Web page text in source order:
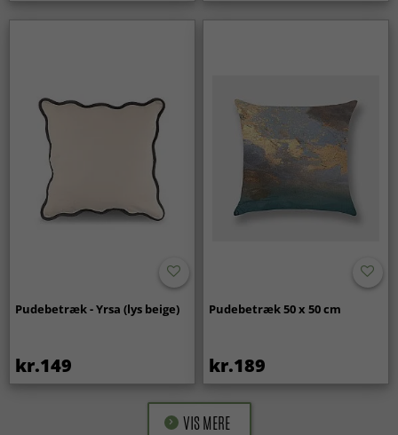
Pudebetræk - Yrsa (lys beige)
kr.149
Pudebetræk 50 x 50 cm
kr.189
VIS MERE